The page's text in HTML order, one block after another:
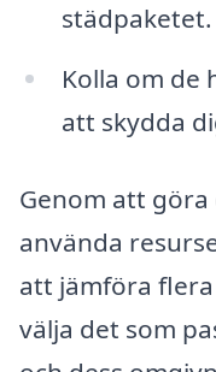
städpaketet.
Kolla om de
att skydda
Genom att
använda
att jämföra
välja det som